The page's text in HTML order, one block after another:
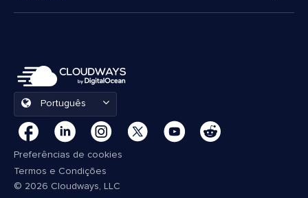
Português
Preferências de cookies
Termos e Condições
© 2026 Cloudways, LLC